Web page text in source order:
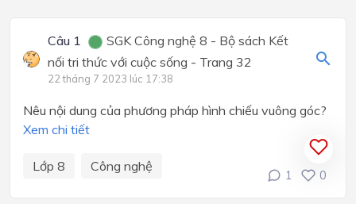
Câu 1
SGK Công nghệ 8 - Bộ sách Kết
nối tri thức với cuộc sống - Trang 32
22 tháng 7 2023 lúc 17:38
Nêu nội dung của phương pháp hình chiếu vuông góc?
Xem chi tiết
Lớp 8 Công nghệ
1 0